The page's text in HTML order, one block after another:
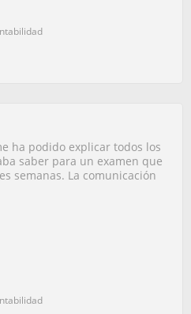
ha podido explicar todos los
saber para un examen que
semanas. La comunicación